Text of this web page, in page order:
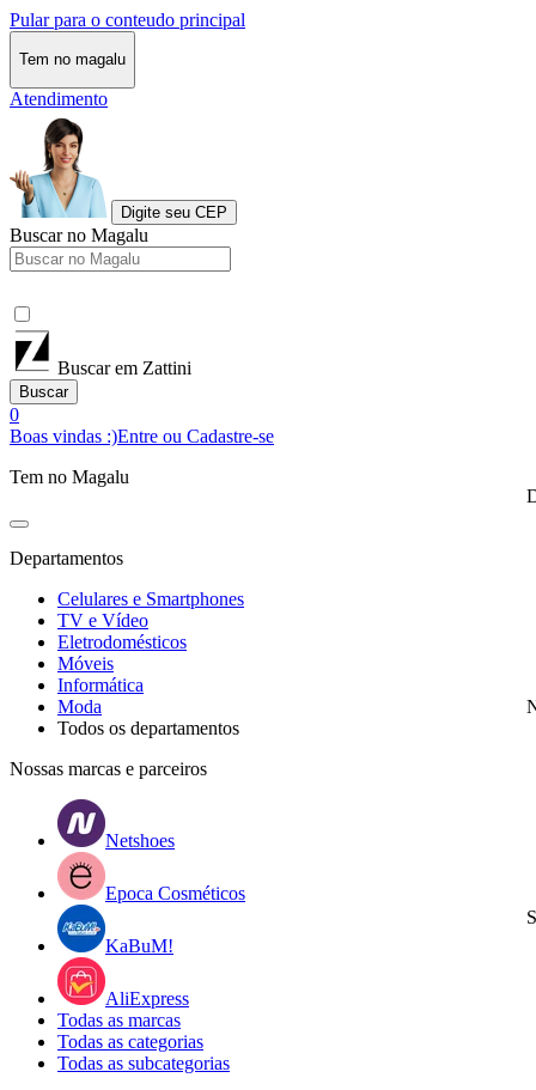
Pular para o conteudo principal
Tem no magalu
Atendimento
Digite seu CEP
Buscar no Magalu
Buscar em Zattini
Buscar
0
Boas vindas :)Entre ou Cadastre-se
Tem no Magalu
Departamentos
Celulares e Smartphones
TV e Vídeo
Eletrodomésticos
Móveis
Informática
Moda
Todos os departamentos
Nossas marcas e parceiros
Netshoes
Epoca Cosméticos
KaBuM!
AliExpress
Todas as marcas
Todas as categorias
Todas as subcategorias